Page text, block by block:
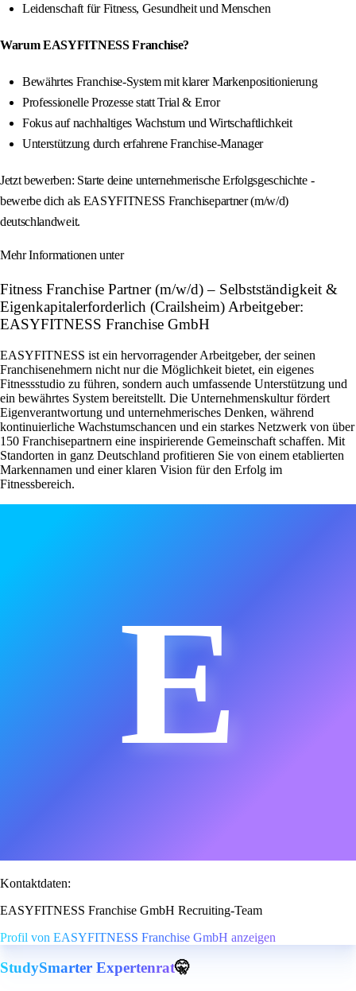
Leidenschaft für Fitness, Gesundheit und Menschen
Warum EASYFITNESS Franchise?
Bewährtes Franchise-System mit klarer Markenpositionierung
Professionelle Prozesse statt Trial & Error
Fokus auf nachhaltiges Wachstum und Wirtschaftlichkeit
Unterstützung durch erfahrene Franchise-Manager
Jetzt bewerben: Starte deine unternehmerische Erfolgsgeschichte -
bewerbe dich als EASYFITNESS Franchisepartner (m/w/d)
deutschlandweit.
Mehr Informationen unter
Fitness Franchise Partner (m/w/d) – Selbstständigkeit &
Eigenkapitalerforderlich (Crailsheim) Arbeitgeber:
EASYFITNESS Franchise GmbH
EASYFITNESS ist ein hervorragender Arbeitgeber, der seinen
Franchisenehmern nicht nur die Möglichkeit bietet, ein eigenes
Fitnessstudio zu führen, sondern auch umfassende Unterstützung und
ein bewährtes System bereitstellt. Die Unternehmenskultur fördert
Eigenverantwortung und unternehmerisches Denken, während
kontinuierliche Wachstumschancen und ein starkes Netzwerk von über
150 Franchisepartnern eine inspirierende Gemeinschaft schaffen. Mit
Standorten in ganz Deutschland profitieren Sie von einem etablierten
Markennamen und einer klaren Vision für den Erfolg im
Fitnessbereich.
E
Kontaktdaten:
EASYFITNESS Franchise GmbH Recruiting-Team
Profil von EASYFITNESS Franchise GmbH anzeigen
StudySmarter Expertenrat🤫